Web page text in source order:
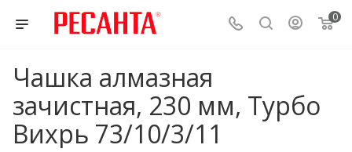
0
Чашка алмазная
зачистная, 230 мм, Турбо
Вихрь 73/10/3/11